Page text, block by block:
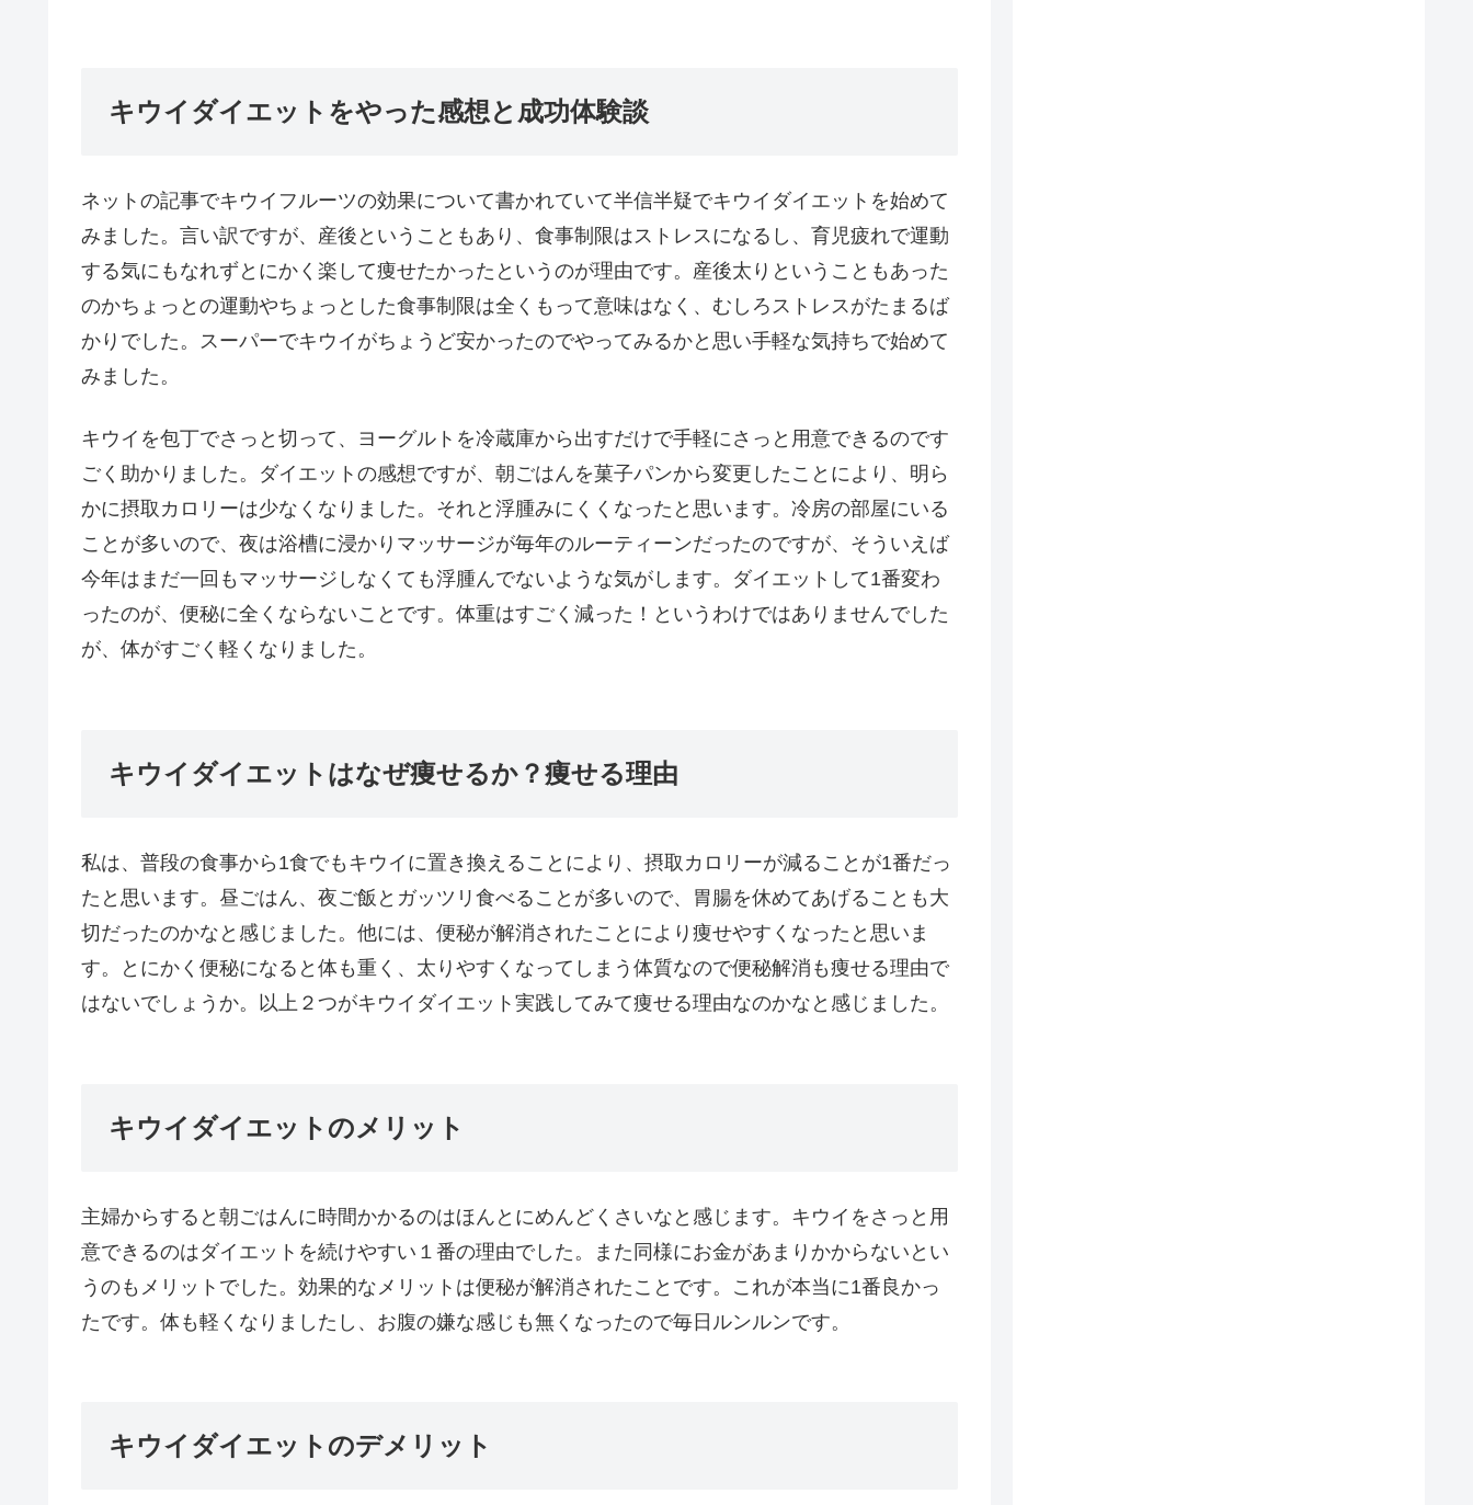
キウイダイエットをやった感想と成功体験談
ネットの記事でキウイフルーツの効果について書かれていて半信半疑でキウイダイエットを始めて
みました。言い訳ですが、産後ということもあり、食事制限はストレスになるし、育児疲れで運動
する気にもなれずとにかく楽して痩せたかったというのが理由です。産後太りということもあった
のかちょっとの運動やちょっとした食事制限は全くもって意味はなく、むしろストレスがたまるば
かりでした。スーパーでキウイがちょうど安かったのでやってみるかと思い手軽な気持ちで始めて
みました。
キウイを包丁でさっと切って、ヨーグルトを冷蔵庫から出すだけで手軽にさっと用意できるのです
ごく助かりました。ダイエットの感想ですが、朝ごはんを菓子パンから変更したことにより、明ら
かに摂取カロリーは少なくなりました。それと浮腫みにくくなったと思います。冷房の部屋にいる
ことが多いので、夜は浴槽に浸かりマッサージが毎年のルーティーンだったのですが、そういえば
今年はまだ一回もマッサージしなくても浮腫んでないような気がします。ダイエットして1番変わ
ったのが、便秘に全くならないことです。体重はすごく減った！というわけではありませんでした
が、体がすごく軽くなりました。
キウイダイエットはなぜ痩せるか？痩せる理由
私は、普段の食事から1食でもキウイに置き換えることにより、摂取カロリーが減ることが1番だっ
たと思います。昼ごはん、夜ご飯とガッツリ食べることが多いので、胃腸を休めてあげることも大
切だったのかなと感じました。他には、便秘が解消されたことにより痩せやすくなったと思いま
す。とにかく便秘になると体も重く、太りやすくなってしまう体質なので便秘解消も痩せる理由で
はないでしょうか。以上２つがキウイダイエット実践してみて痩せる理由なのかなと感じました。
キウイダイエットのメリット
主婦からすると朝ごはんに時間かかるのはほんとにめんどくさいなと感じます。キウイをさっと用
意できるのはダイエットを続けやすい１番の理由でした。また同様にお金があまりかからないとい
うのもメリットでした。効果的なメリットは便秘が解消されたことです。これが本当に1番良かっ
たです。体も軽くなりましたし、お腹の嫌な感じも無くなったので毎日ルンルンです。
キウイダイエットのデメリット